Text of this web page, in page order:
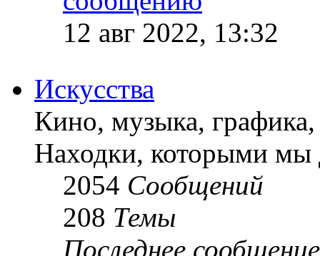
12 авг 2022, 13:32
Искусства
Кино, музыка, графика,
Находки, которыми мы
2054 Сообщений
208 Темы
Последнее сообщение